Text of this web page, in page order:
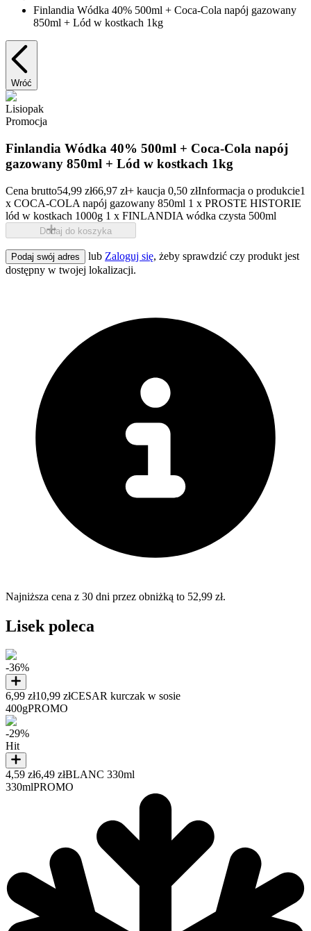
Finlandia Wódka 40% 500ml + Coca-Cola napój gazowany
850ml + Lód w kostkach 1kg
Wróć
Lisiopak
Promocja
Finlandia Wódka 40% 500ml + Coca-Cola napój
gazowany 850ml + Lód w kostkach 1kg
Cena brutto54,99 zł66,97 zł+ kaucja 0,50 złInformacja o produkcie1
x COCA-COLA napój gazowany 850ml 1 x PROSTE HISTORIE
lód w kostkach 1000g 1 x FINLANDIA wódka czysta 500ml
Dodaj do koszyka
Podaj swój adres lub Zaloguj się, żeby sprawdzić czy produkt jest
dostępny w twojej lokalizacji.
Najniższa cena z 30 dni przez obniżką to 52,99 zł.
Lisek poleca
-36%
6,99 zł10,99 złCESAR kurczak w sosie
400gPROMO
-29%
Hit
4,59 zł6,49 złBLANC 330ml
330mlPROMO